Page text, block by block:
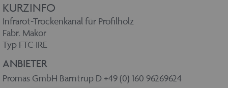
KURZINFO
Infrarot-Trockenkanal für Profilholz
Fabr. Makor
Typ FTC-IRE
ANBIETER
Promas GmbH Barntrup D +49 (0) 160 96269624